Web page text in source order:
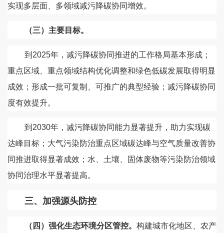
实现多层面、多领域减污降碳协同增效。
（三）主要目标。
到2025年，减污降碳协同推进的工作格局基本形成；
重点区域、重点领域结构优化调整和绿色低碳发展取得明显
成效；形成一批可复制、可推广的典型经验；减污降碳协同
度有效提升。
到2030年，减污降碳协同能力显著提升，助力实现碳
达峰目标；大气污染防治重点区域碳达峰与空气质量改善协
同推进取得显著成效；水、土壤、固体废物等污染防治领域
协同治理水平显著提高。
三、加强源头防控
（四）强化生态环境分区管控。 构建城市化地区、农产